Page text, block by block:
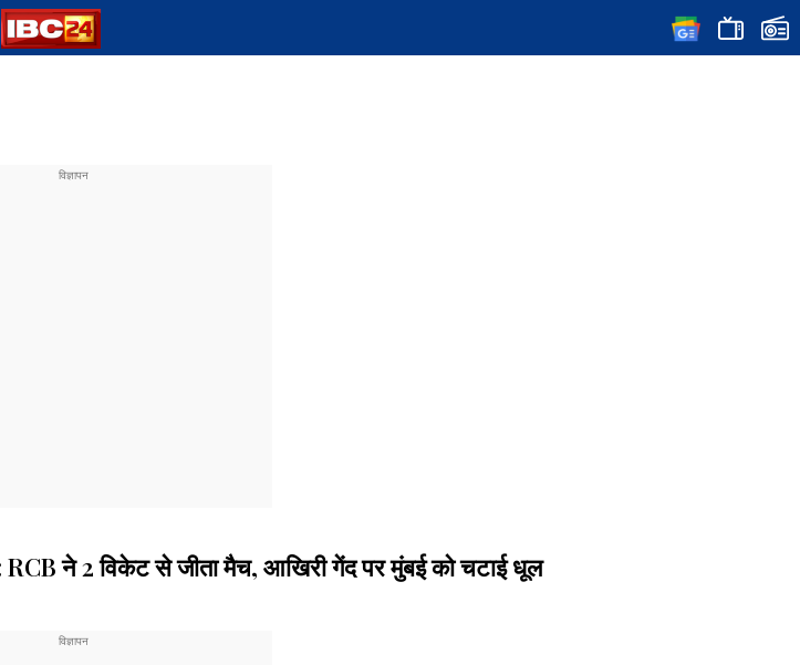
ने 2 विकेट से जीता मैच, आखिरी गेंद पर मुंबई को चटाई धूल